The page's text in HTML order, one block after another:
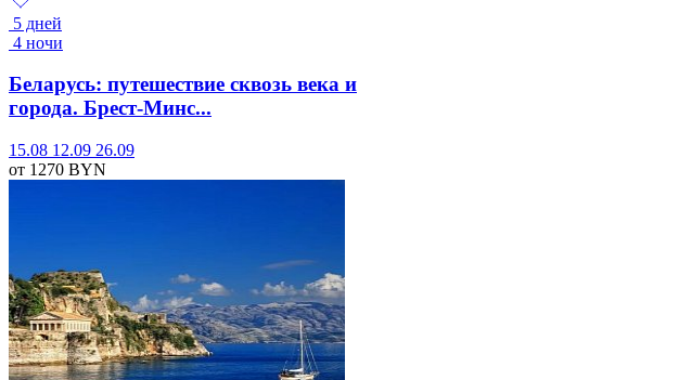
5 дней
4 ночи
Беларусь: путешествие сквозь века и
города. Брест-Минс...
15.08 12.09 26.09
от 1270 BYN